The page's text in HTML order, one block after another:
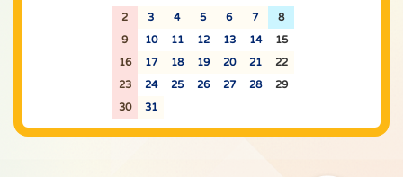
2 3 4 5 6 7 8
9 10 11 12 13 14 15
16 17 18 19 20 21 22
23 24 25 26 27 28 29
30 31